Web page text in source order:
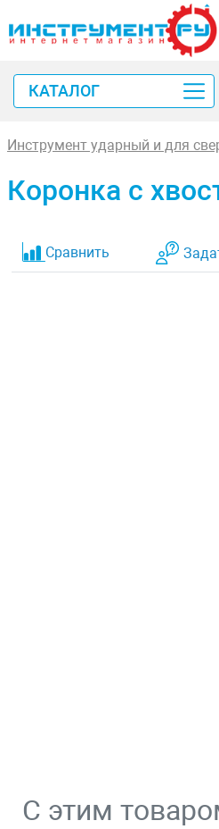
КАТАЛОГ
Инструмент ударный и для
Коронка с
Сравнить
С этим